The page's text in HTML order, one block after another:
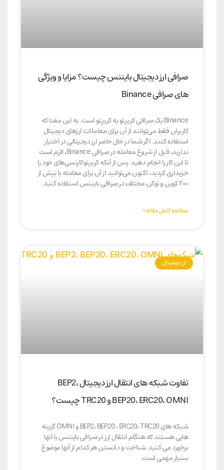
صرافی ارز دیجیتال بایننس چیست؟ مزایا و ویژگی
های صرافی Binance
Binance یک صرافی کریپتو به کریپتو است. به این معنا که
کاربران فقط می‌توانند از آن برای معاملات ارزهای دیجیتال
استفاده کنند. اگر شما در حال حاضر ارز دیجیتالی در اختیار
ندارید، قبل از شروع معامله در صرافی Binance، لازم است
تا این کار را انجام دهید. پس از آنکه کریپتوکارنسی‌های خود را
خریداری کردید، اکنون می‌توانید از آن برای معامله با بیش از
۲۰۰ کوین و توکن مختلف در صرافی بایننس استفاده کنید.
مطالعه کامل مقاله»
ارز دیجیتال
تفاوت شبکه های انتقال ارز دیجیتال BEP2،
BEP20، ERC20، OMNI و TRC20 چیست؟
شبکه های BEP2، BEP20 ، ERC20، TRC20 و OMNI گزینه
هایی هستند که هنگام انتقال ارز در صرافی بایننس با آنها
برخورد می کنید. شناخت و دانستن هر کدام از آنها موضوع
بسیار مهمی است.